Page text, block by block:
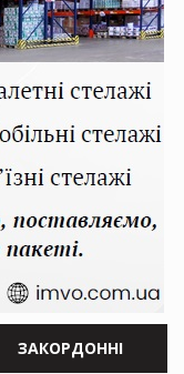
ЗАКОРДОННІ